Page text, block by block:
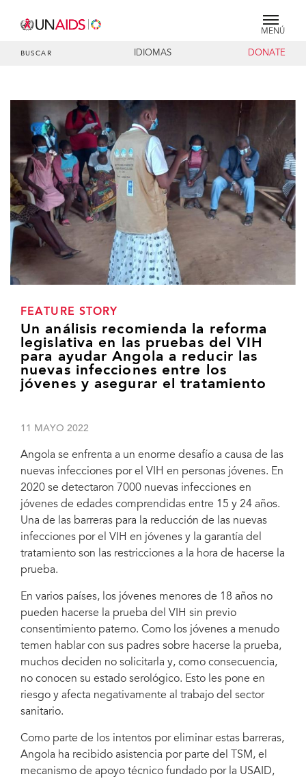
MENÚ
BUSCAR IDIOMAS DONATE
FEATURE STORY
Un análisis recomienda la reforma
legislativa en las pruebas del VIH
para ayudar Angola a reducir las
nuevas infecciones entre los
jóvenes y asegurar el tratamiento
11 MAYO 2022
Angola se enfrenta a un enorme desafío a causa de las
nuevas infecciones por el VIH en personas jóvenes. En
2020 se detectaron 7000 nuevas infecciones en
jóvenes de edades comprendidas entre 15 y 24 años.
Una de las barreras para la reducción de las nuevas
infecciones por el VIH en jóvenes y la garantía del
tratamiento son las restricciones a la hora de hacerse la
prueba.
En varios países, los jóvenes menores de 18 años no
pueden hacerse la prueba del VIH sin previo
consentimiento paterno. Como los jóvenes a menudo
temen hablar con sus padres sobre hacerse la prueba,
muchos deciden no solicitarla y, como consecuencia,
no conocen su estado serológico. Esto les pone en
riesgo y afecta negativamente al trabajo del sector
sanitario.
Como parte de los intentos por eliminar estas barreras,
Angola ha recibido asistencia por parte del TSM, el
mecanismo de apoyo técnico fundado por la USAID,